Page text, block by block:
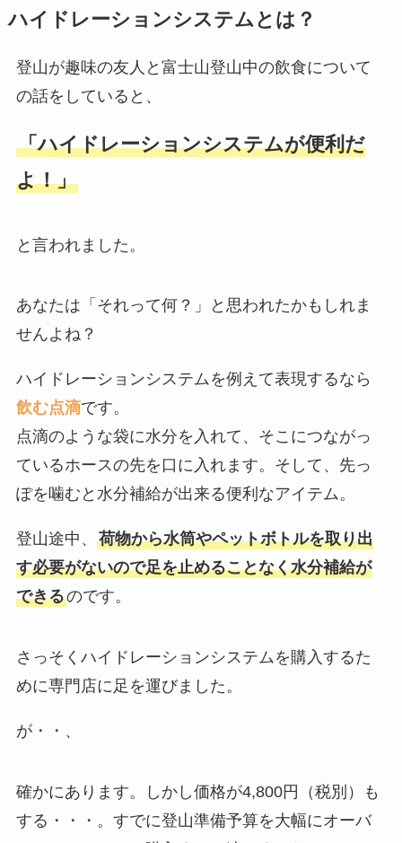
ハイドレーションシステムとは？
登山が趣味の友人と富士山登山中の飲食について
の話をしていると、
「ハイドレーションシステムが便利だ
よ！」
と言われました。
あなたは「それって何？」と思われたかもしれま
せんよね？
ハイドレーションシステムを例えて表現するなら
飲む点滴です。
点滴のような袋に水分を入れて、そこにつながっ
ているホースの先を口に入れます。そして、先っ
ぽを噛むと水分補給が出来る便利なアイテム。
登山途中、 荷物から水筒やペットボトルを取り出
す必要がないので足を止めることなく水分補給が
できるのです。
さっそくハイドレーションシステムを購入するた
めに専門店に足を運びました。
が・・、
確かにあります。しかし価格が4,800円（税別）も
する・・・。すでに登山準備予算を大幅にオーバ